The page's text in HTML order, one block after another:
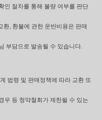
인 절차를 통해 불량 여부를 판단
환, 환불에 관한 운반비용은 판매
부담으로 발송될 수 있습니다.
법령 및 판매정책에 따라 교환 또
우 등 청약철회가 제한될 수 있는